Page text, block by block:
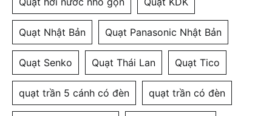
Quạt Nhật Bản Quạt Panasonic Nhật Bản
Quạt Senko Quạt Thái Lan Quạt Tico
quạt trần 5 cánh có đèn quạt trần có đèn